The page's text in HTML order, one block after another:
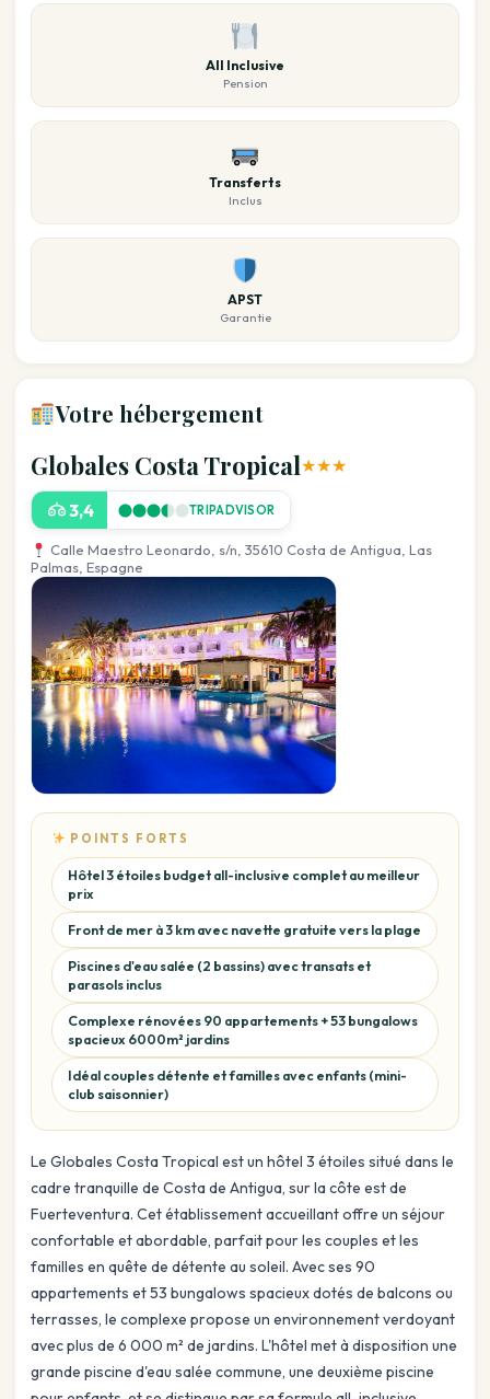
All Inclusive
Pension
Transferts
Inclus
APST
Garantie
Votre hébergement
Globales Costa Tropical★★★
3,4 TRIPADVISOR
Calle Maestro Leonardo, s/n, 35610 Costa de Antigua, Las
Palmas, Espagne
POINTS FORTS
Hôtel 3 étoiles budget all-inclusive complet au meilleur
prix
Front de mer à 3 km avec navette gratuite vers la plage
Piscines d'eau salée (2 bassins) avec transats et
parasols inclus
Complexe rénovées 90 appartements + 53 bungalows
spacieux 6000m² jardins
Idéal couples détente et familles avec enfants (mini-
club saisonnier)
Le Globales Costa Tropical est un hôtel 3 étoiles situé dans le
cadre tranquille de Costa de Antigua, sur la côte est de
Fuerteventura. Cet établissement accueillant offre un séjour
confortable et abordable, parfait pour les couples et les
familles en quête de détente au soleil. Avec ses 90
appartements et 53 bungalows spacieux dotés de balcons ou
terrasses, le complexe propose un environnement verdoyant
avec plus de 6 000 m² de jardins. L'hôtel met à disposition une
grande piscine d'eau salée commune, une deuxième piscine